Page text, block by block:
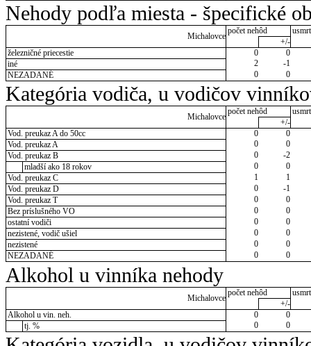
Nehody podľa miesta - špecifické
Michalovce
počet nehôd
+/-
železničné priecestie
0
0
iné
2
-1
NEZADANÉ
0 0
Kategória vodiča, u vodičov
Michalovce
počet nehôd
+/-
Vod. preukaz A do 50cc
0
0
Vod. preukaz A
0
0
Vod. preukaz B
0
-2
mladší ako 18 rokov
0
0
Vod. preukaz C
1
1
Vod. preukaz D
0
-1
Vod. preukaz T
0
0
Bez príslušného VO
0
0
ostatní vodiči
0
0
nezistené, vodič ušiel
0
0
nezistené
0
0
NEZADANÉ
0 0
Alkohol u vinníka nehody
Michalovce
počet nehôd
+/-
Alkohol u vin. neh.
0
0
tj. %
0 0